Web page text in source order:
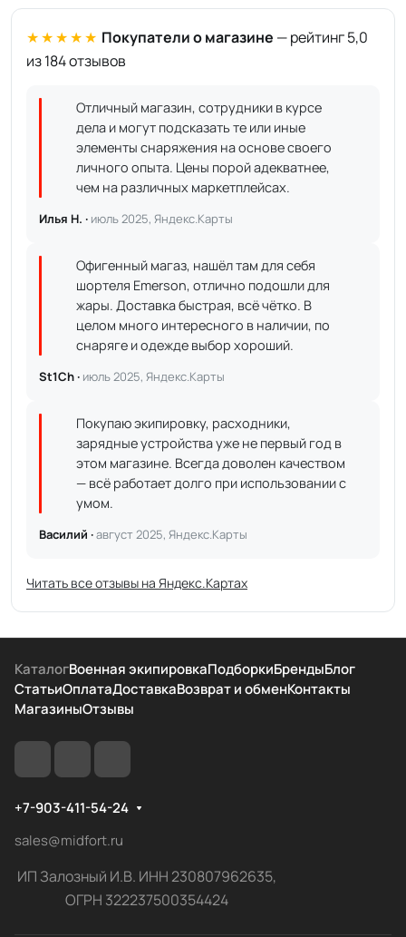
★★★★★ Покупатели о магазине — рейтинг 5,0
из 184 отзывов
Отличный магазин, сотрудники в курсе
дела и могут подсказать те или иные
элементы снаряжения на основе своего
личного опыта. Цены порой адекватнее,
чем на различных маркетплейсах.
Илья Н. · июль 2025, Яндекс.Карты
Офигенный магаз, нашёл там для себя
шортеля Emerson, отлично подошли для
жары. Доставка быстрая, всё чётко. В
целом много интересного в наличии, по
снаряге и одежде выбор хороший.
St1Ch · июль 2025, Яндекс.Карты
Покупаю экипировку, расходники,
зарядные устройства уже не первый год в
этом магазине. Всегда доволен качеством
— всё работает долго при использовании с
умом.
Василий ·август 2025, Яндекс.Карты
Читать все отзывы на Яндекс.Картах
КаталогВоенная экипировкаПодборкиБрендыБлог
СтатьиОплатаДоставкаВозврат и обменКонтакты
МагазиныОтзывы
+7-903-411-54-24
sales@midfort.ru
ИП Залозный И.В. ИНН 230807962635,
ОГРН 322237500354424